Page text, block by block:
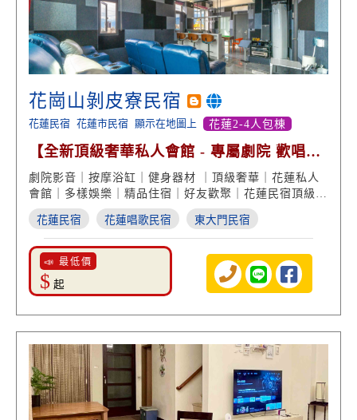
花崗山剝皮寮民宿
花蓮民宿 花蓮市民宿 顯示在地圖上 花蓮2-4人包棟
【全新頂級奢華私人會館 - 專屬劇院 歡唱麻
將 設備俱全】
劇院影音｜按摩浴缸｜健身器材 ｜頂級奢華｜花蓮私人
會館｜多樣娛樂｜精品住宿｜好友歡聚｜花蓮民宿頂級推
薦
花蓮民宿 花蓮唱歌民宿 東大門民宿
📣 最低價
$ 起